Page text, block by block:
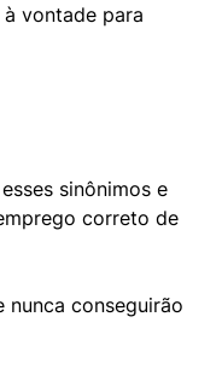
vontade para
sinônimos e
correto de
nunca conseguirão